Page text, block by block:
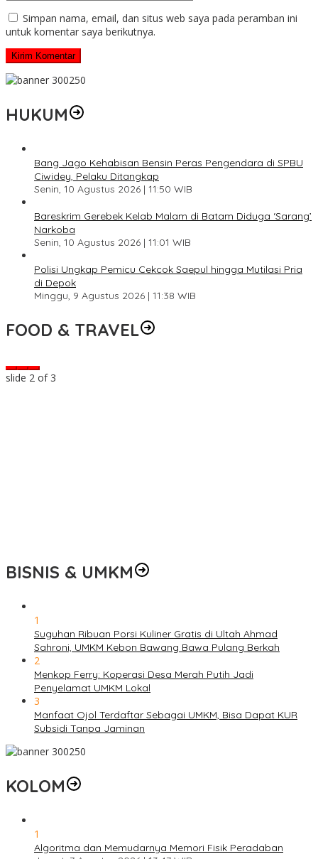
Simpan nama, email, dan situs web saya pada peramban ini
untuk komentar saya berikutnya.
HUKUM
Bang Jago Kehabisan Bensin Peras Pengendara di SPBU
Ciwidey, Pelaku Ditangkap
Senin, 10 Agustus 2026 | 11:50 WIB
Bareskrim Gerebek Kelab Malam di Batam Diduga ‘Sarang’
Narkoba
Senin, 10 Agustus 2026 | 11:01 WIB
Polisi Ungkap Pemicu Cekcok Saepul hingga Mutilasi Pria
di Depok
Minggu, 9 Agustus 2026 | 11:38 WIB
FOOD & TRAVEL
slide 2 of 3
BISNIS & UMKM
1
Suguhan Ribuan Porsi Kuliner Gratis di Ultah Ahmad
Sahroni, UMKM Kebon Bawang Bawa Pulang Berkah
2
Menkop Ferry: Koperasi Desa Merah Putih Jadi
Penyelamat UMKM Lokal
3
Manfaat Ojol Terdaftar Sebagai UMKM, Bisa Dapat KUR
Subsidi Tanpa Jaminan
KOLOM
1
Algoritma dan Memudarnya Memori Fisik Peradaban